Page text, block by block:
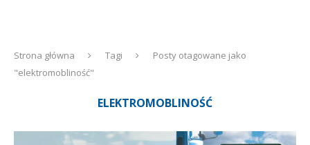
Strona główna Tagi
Posty otagowane jako
"elektromobliność"
ELEKTROMOBLINOŚĆ